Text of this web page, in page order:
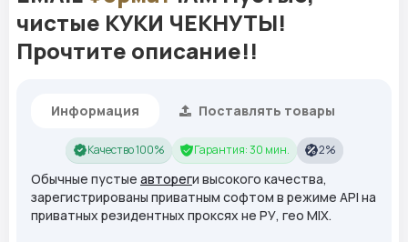
чистые КУКИ ЧЕКНУТЫ!
Прочтите описание!!
Информация Поставлять товары
Качество 100% Гарантия: 30 мин. 2%
Обычные пустые автореги высокого качества,
зарегистрированы приватным софтом в режиме API на
приватных резидентных проксях не РУ, гео MIX.